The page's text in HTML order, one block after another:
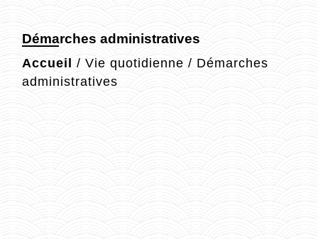
Démarches administratives
Accueil / Vie quotidienne / Démarches
administratives